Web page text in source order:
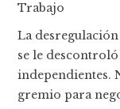
Trabajo
La
se le
independientes.
gremio para